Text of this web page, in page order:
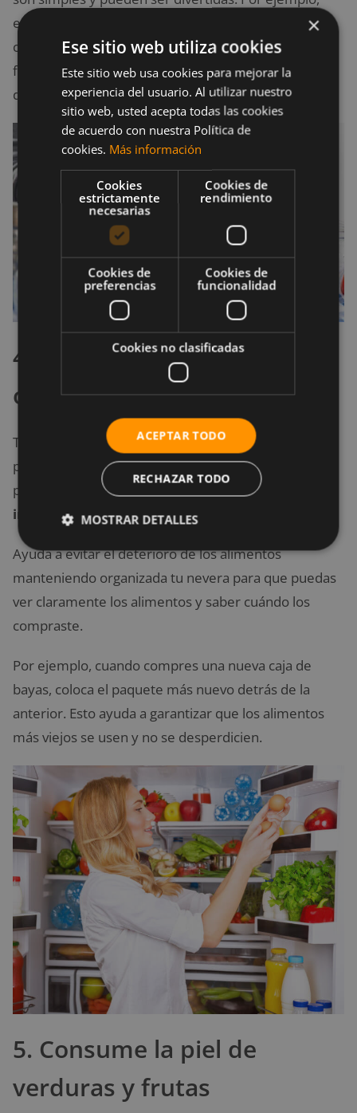
enlatar un exceso de manzanas maduras y
convertirlas en compota o encurtir zanahorias
frescas, te proporcionará un tratamiento delicioso y
duradero que incluso los niños disfrutarán.
4. Mantén la nevera en
orden
Tener una nevera bien abastecida puede ser bueno,
pero una nevera demasiado llena puede ser
perjudicial cuando se trata del desecho y
innecesario de dinero en comida
Ayuda a evitar el deterioro de los alimentos
manteniendo organizada tu nevera para que puedas
ver claramente los alimentos y saber cuándo los
compraste.
Por ejemplo, cuando compres una nueva caja de
bayas, coloca el paquete más nuevo detrás de la
anterior. Esto ayuda a garantizar que los alimentos
más viejos se usen y no se desperdicien.
5. Consume la piel de
verduras y frutas
×
Ese sitio web utiliza cookies
Este sitio web usa cookies para mejorar la
experiencia del usuario. Al utilizar nuestro
sitio web, usted acepta todas las cookies
de acuerdo con nuestra Política de
cookies. Más información
Cookies
estrictamente
necesarias
Cookies de
rendimiento
Cookies de
preferencias
Cookies de
funcionalidad
Cookies no clasificadas
ACEPTAR TODO
RECHAZAR TODO
MOSTRAR DETALLES